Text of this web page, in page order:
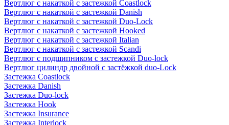
Вертлюг с накаткой с застежкой Coastlock
Вертлюг с накаткой с застежкой Danish
Вертлюг с накаткой с застежкой Duo-Lock
Вертлюг с накаткой с застежкой Hooked
Вертлюг с накаткой с застежкой Italian
Вертлюг с накаткой с застежкой Scandi
Вертлюг с подшипником с застежкой Duo-lock
Вертлюг цилиндр двойной с застёжкой duo-Lock
Застежка Coastlock
Застежка Danish
Застежка Duo-lock
Застежка Hook
Застежка Insurance
Застежка Interlock